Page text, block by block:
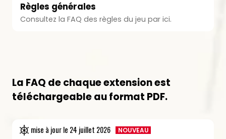
Règles générales
Consultez la FAQ des règles du jeu par ici.
La FAQ de chaque extension est
téléchargeable au format PDF.
mise à jour le 24 juillet 2026 NOUVEAU